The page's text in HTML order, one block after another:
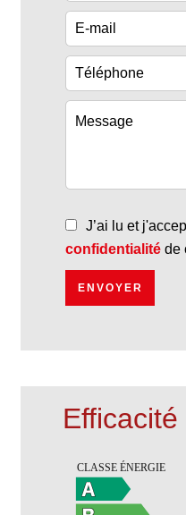
J’ai lu et
confidentialité de
ENVOYER